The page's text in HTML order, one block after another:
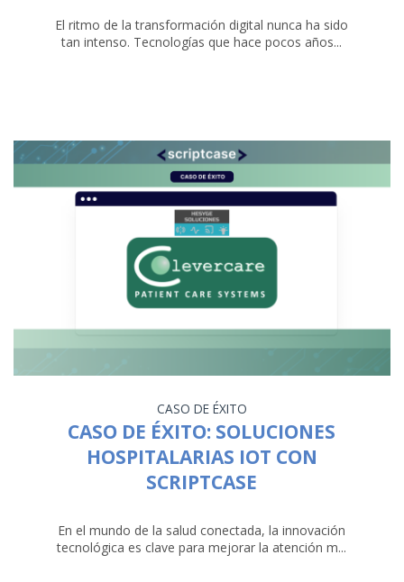
El ritmo de la transformación digital nunca ha sido
tan intenso. Tecnologías que hace pocos años...
CASO DE ÉXITO
CASO DE ÉXITO: SOLUCIONES
HOSPITALARIAS IOT CON
SCRIPTCASE
En el mundo de la salud conectada, la innovación
tecnológica es clave para mejorar la atención m...